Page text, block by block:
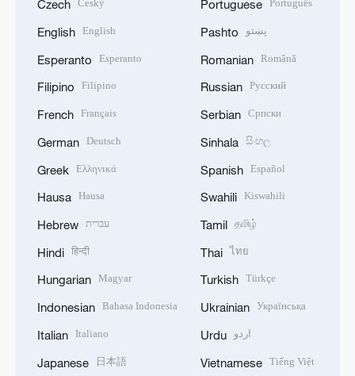
Czech
English English
Esperanto Esperanto
Filipino Filipino
French Français
German Deutsch
Greek Ελληνικά
Hausa Hausa
Hebrew עברית
Hindi हिन्दी
Hungarian Magyar
Indonesian Bahasa Indonesia
Italian Italiano
Japanese 日本語
Portuguese
Pashto پښتو
Romanian Română
Russian Русский
Serbian Српски
Sinhala සිංහල
Spanish Español
Swahili Kiswahili
Tamil தமிழ்
Thai ไทย
Turkish Türkçe
Ukrainian Українська
Urdu اردو
Vietnamese Tiếng Việt